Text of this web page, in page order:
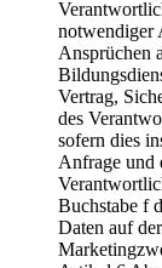
notwendiger
Ansprüchen
Vertrag,
des
sofern dies
Anfrage und
Buchstabe f
Daten auf